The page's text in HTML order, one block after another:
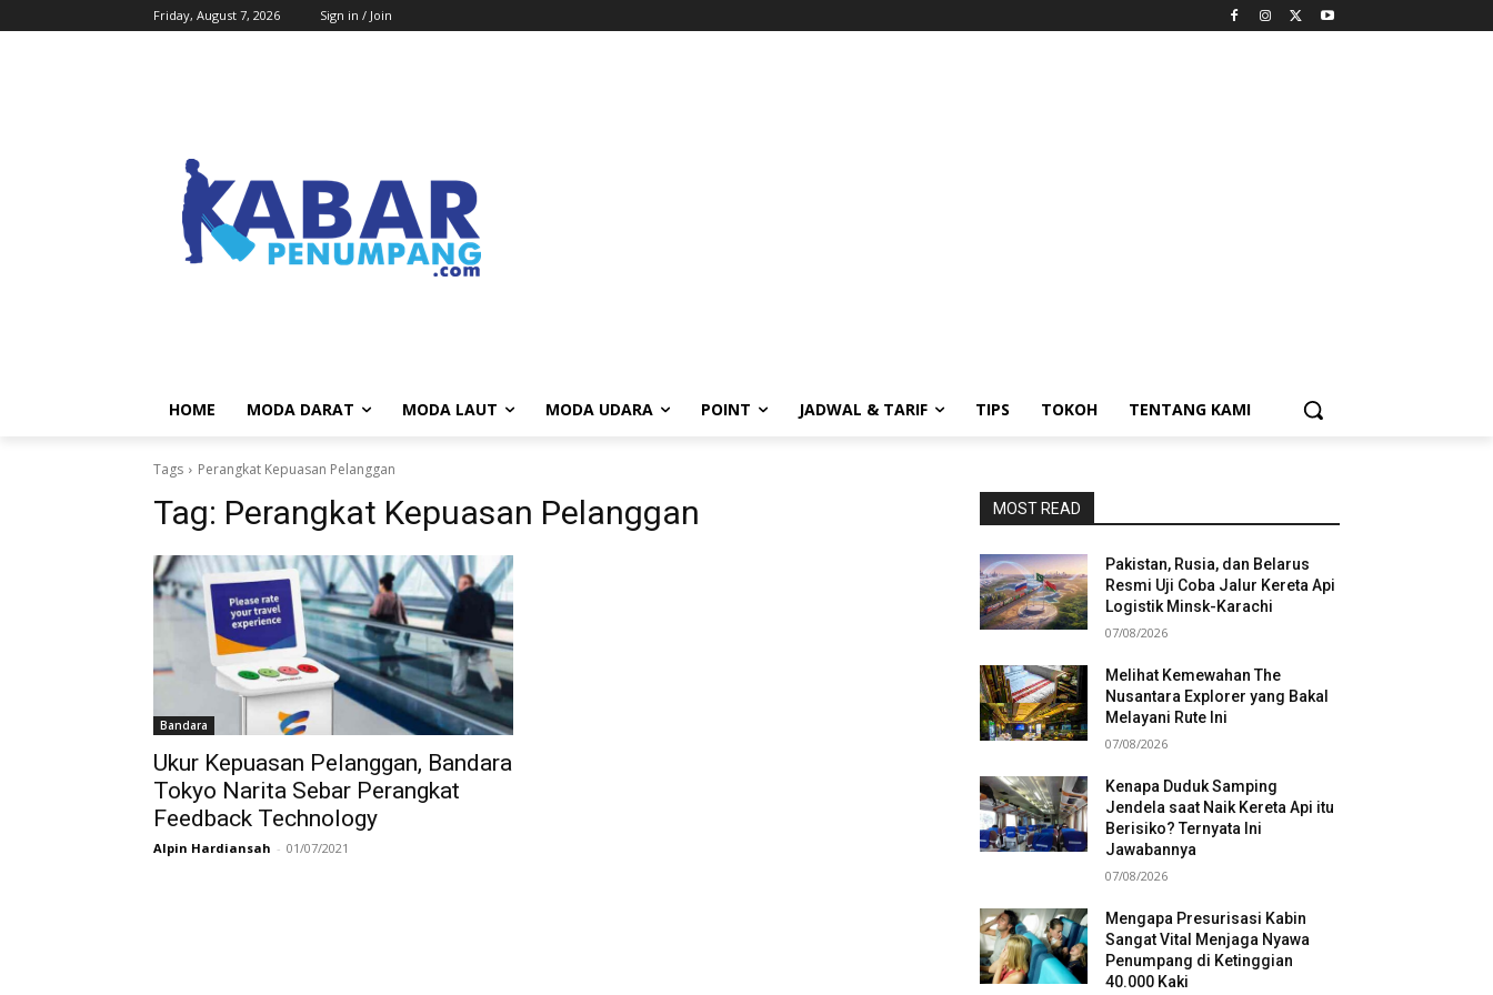
Friday, August 7, 2026 Sign in / Join
HOME MODA DARAT MODA LAUT MODA UDARA POINT JADWAL & TARIF TIPS TOKOH TENTANG KAMI
Tags Perangkat Kepuasan Pelanggan
Tag: Perangkat Kepuasan Pelanggan
Bandara
Ukur Kepuasan Pelanggan, Bandara
Tokyo Narita Sebar Perangkat
Feedback Technology
Alpin Hardiansah - 01/07/2021
MOST READ
Pakistan, Rusia, dan Belarus
Resmi Uji Coba Jalur Kereta Api
Logistik Minsk-Karachi
07/08/2026
Melihat Kemewahan The
Nusantara Explorer yang Bakal
Melayani Rute Ini
07/08/2026
Kenapa Duduk Samping
Jendela saat Naik Kereta Api itu
Berisiko? Ternyata Ini
Jawabannya
07/08/2026
Mengapa Presurisasi Kabin
Sangat Vital Menjaga Nyawa
Penumpang di Ketinggian
40.000 Kaki